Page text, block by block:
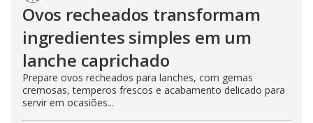
Ovos recheados transformam
ingredientes simples em um
lanche caprichado
Prepare ovos recheados para lanches, com gemas
cremosas, temperos frescos e acabamento delicado para
servir em ocasiões...